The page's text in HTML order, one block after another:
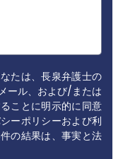
たは、長泉弁護士の
ール、および/または
ことに明示的に同意
ーポリシーおよび利
の結果は、事実と法